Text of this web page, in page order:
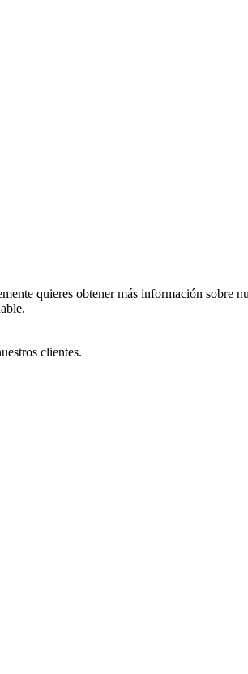
quieres obtener más información sobre
clientes.